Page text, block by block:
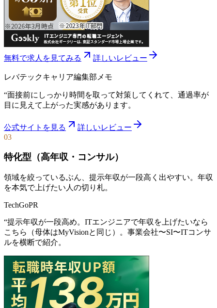
無料で求人を見てみる 詳しいレビュー
レバテックキャリア編集部メモ
“面接前にしっかり時間を取って対策してくれて、通過率が
目に見えて上がった実感があります。
公式サイトを見る
詳しいレビュー
03
特化型（高年収・コンサル）
領域を絞っているぶん、提示年収が一段高く出やすい。年収
を本気で上げたい人の切り札。
TechGoPR
“提示年収が一段高め。ITエンジニアで年収を上げたいなら
こちら（母体はMyVisionと同じ）。事業会社〜SI〜ITコンサ
ルを横断で紹介。